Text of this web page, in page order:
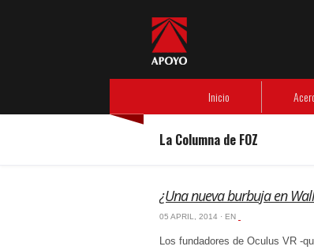
Inicio
La Columna de FOZ
¿Una nueva burbuja en
05 APRIL, 2014 · EN
Los fundadores de Oculus VR -